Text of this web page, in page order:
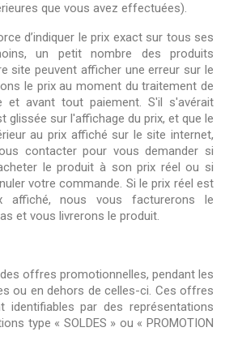
que vous avez effectuées).
d’indiquer le prix exact sur tous ses
un petit nombre des produits
site peuvent afficher une erreur sur le
le prix au moment du traitement de
et avant tout paiement. S'il s'avérait
glissée sur l'affichage du prix, et que le
au prix affiché sur le site internet,
contacter pour vous demander si
le produit à son prix réel ou si
votre commande. Si le prix réel est
affiché, nous vous facturerons le
et vous livrerons le produit.
offres promotionnelles, pendant les
ou en dehors de celles-ci. Ces offres
identifiables par des représentations
type « SOLDES » ou « PROMOTION